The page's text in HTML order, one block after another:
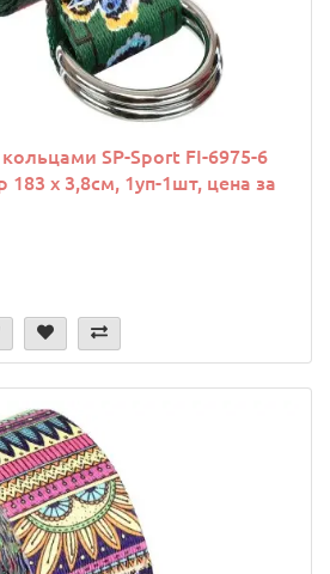
SP-Sport FI-6975-6
183 x 3,8см, 1уп-1шт, цена за